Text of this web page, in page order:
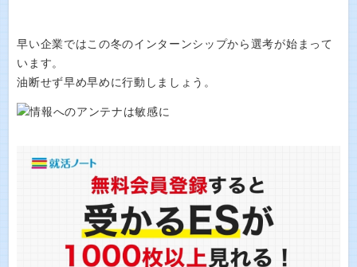
早い企業ではこの冬のインターンシップから選考が始まって
います。
油断せず早め早めに行動しましょう。